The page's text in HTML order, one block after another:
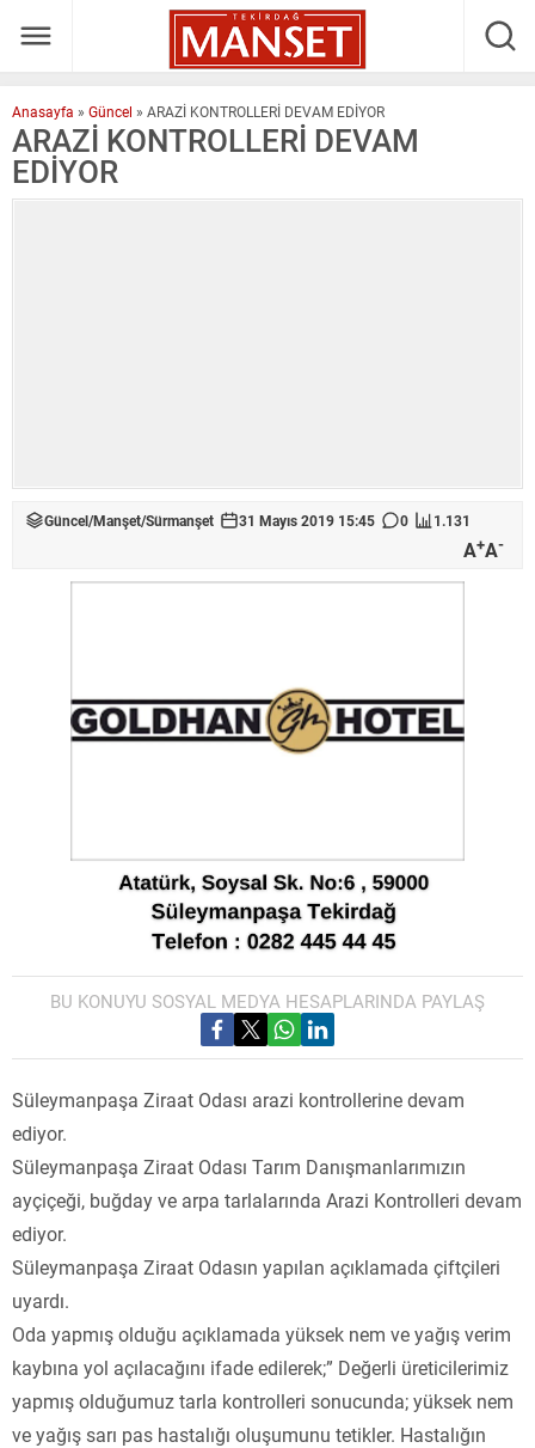
Anasayfa » Güncel » ARAZİ KONTROLLERİ DEVAM EDİYOR
ARAZİ KONTROLLERİ DEVAM
EDİYOR
Güncel/Manşet/Sürmanşet 31 Mayıs 2019 15:45 0 1.131
A+A-
BU KONUYU SOSYAL MEDYA HESAPLARINDA PAYLAŞ
Süleymanpaşa Ziraat Odası arazi kontrollerine devam
ediyor.
Süleymanpaşa Ziraat Odası Tarım Danışmanlarımızın
ayçiçeği, buğday ve arpa tarlalarında Arazi Kontrolleri devam
ediyor.
Süleymanpaşa Ziraat Odasın yapılan açıklamada çiftçileri
uyardı.
Oda yapmış olduğu açıklamada yüksek nem ve yağış verim
kaybına yol açılacağını ifade edilerek;” Değerli üreticilerimiz
yapmış olduğumuz tarla kontrolleri sonucunda; yüksek nem
ve yağış sarı pas hastalığı oluşumunu tetikler. Hastalığın